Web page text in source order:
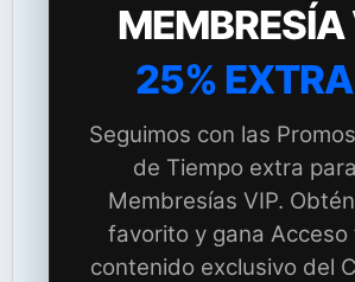
MEMBRESÍA
25% EXTRA
Seguimos con las
de Tiempo extra
Membresías VIP.
favorito y gana Acceso
contenido exclusivo del